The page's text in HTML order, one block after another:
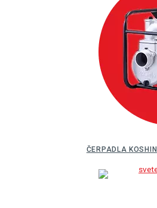
ČERPADLA KOSHIN